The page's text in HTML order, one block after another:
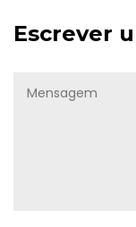
Escrever